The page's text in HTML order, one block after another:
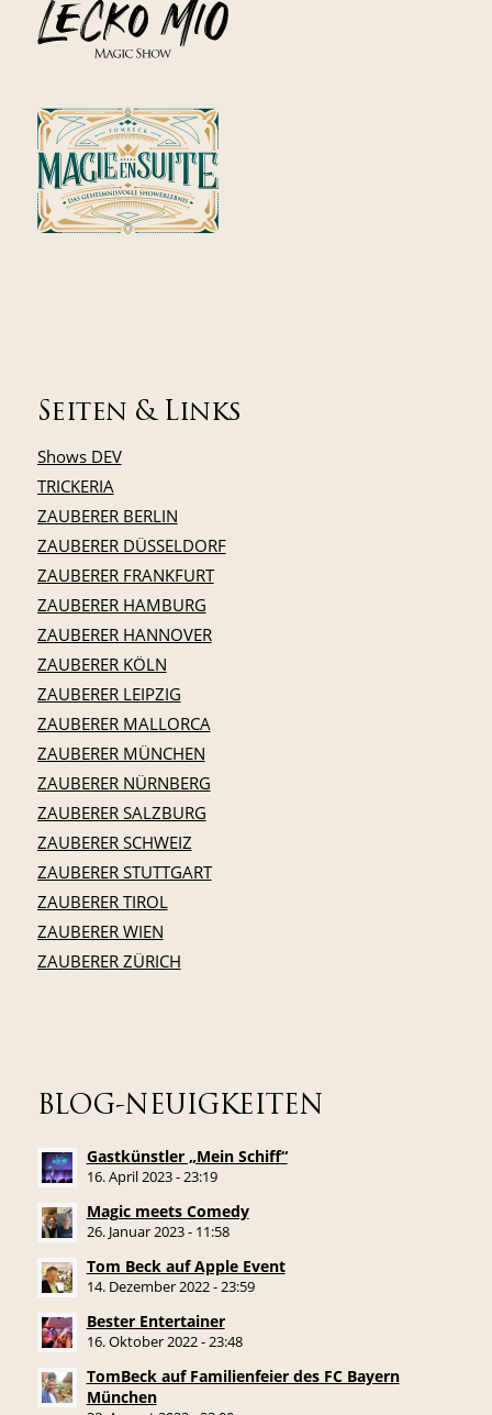
Seiten & Links
Shows DEV
TRICKERIA
ZAUBERER BERLIN
ZAUBERER DÜSSELDORF
ZAUBERER FRANKFURT
ZAUBERER HAMBURG
ZAUBERER HANNOVER
ZAUBERER KÖLN
ZAUBERER LEIPZIG
ZAUBERER MALLORCA
ZAUBERER MÜNCHEN
ZAUBERER NÜRNBERG
ZAUBERER SALZBURG
ZAUBERER SCHWEIZ
ZAUBERER STUTTGART
ZAUBERER TIROL
ZAUBERER WIEN
ZAUBERER ZÜRICH
BLOG-NEUIGKEITEN
Gastkünstler „Mein Schiff“
16. April 2023 - 23:19
Magic meets Comedy
26. Januar 2023 - 11:58
Tom Beck auf Apple Event
14. Dezember 2022 - 23:59
Bester Entertainer
16. Oktober 2022 - 23:48
TomBeck auf Familienfeier des FC Bayern
München